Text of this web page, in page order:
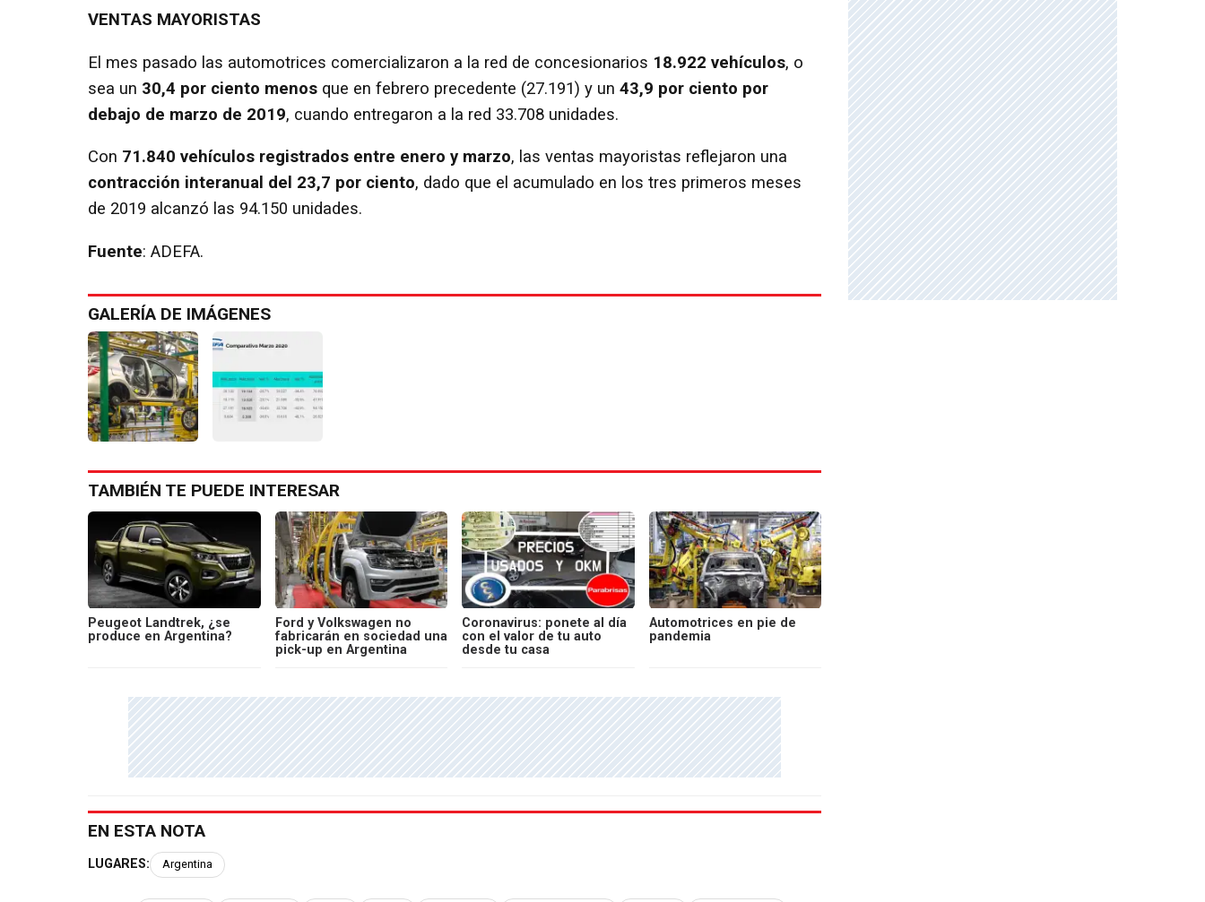
VENTAS MAYORISTAS
El mes pasado las automotrices comercializaron a la red de concesionarios 18.922 vehículos, o
sea un 30,4 por ciento menos que en febrero precedente (27.191) y un 43,9 por ciento por
debajo de marzo de 2019, cuando entregaron a la red 33.708 unidades.
Con 71.840 vehículos registrados entre enero y marzo, las ventas mayoristas reflejaron una
contracción interanual del 23,7 por ciento, dado que el acumulado en los tres primeros meses
de 2019 alcanzó las 94.150 unidades.
Fuente: ADEFA.
GALERÍA DE IMÁGENES
TAMBIÉN TE PUEDE INTERESAR
Peugeot Landtrek, ¿se
produce en Argentina?
Ford y Volkswagen no
fabricarán en sociedad una
pick-up en Argentina
Coronavirus: ponete al día
con el valor de tu auto
desde tu casa
Automotrices en pie de
pandemia
EN ESTA NOTA
LUGARES: Argentina